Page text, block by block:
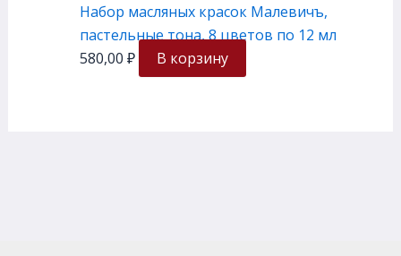
Набор масляных красок Малевичъ,
пастельные тона, 8 цветов по 12 мл
580,00 ₽ В корзину